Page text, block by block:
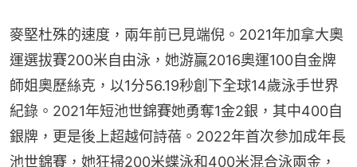
麥堅杜殊的速度，兩年前已見端倪。2021年加拿大奧
運選拔賽200米自由泳，她游贏2016奧運100自金牌
師姐奧歷絲克，以1分56.19秒創下全球14歲泳手世界
紀錄。2021年短池世錦賽她勇奪1金2銀，其中400自
銀牌，更是後上超越何詩蓓。2022年首次參加成年長
池世錦賽，她狂掃200米蝶泳和400米混合泳兩金，